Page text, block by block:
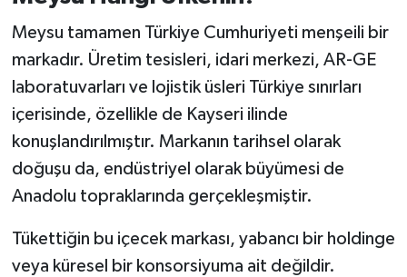
Meysu tamamen Türkiye Cumhuriyeti menşeili bir
markadır. Üretim tesisleri, idari merkezi, AR-GE
laboratuvarları ve lojistik üsleri Türkiye sınırları
içerisinde, özellikle de Kayseri ilinde
konuşlandırılmıştır. Markanın tarihsel olarak
doğuşu da, endüstriyel olarak büyümesi de
Anadolu topraklarında gerçekleşmiştir.
Tükettiğin bu içecek markası, yabancı bir holdinge
veya küresel bir konsorsiyuma ait değildir.